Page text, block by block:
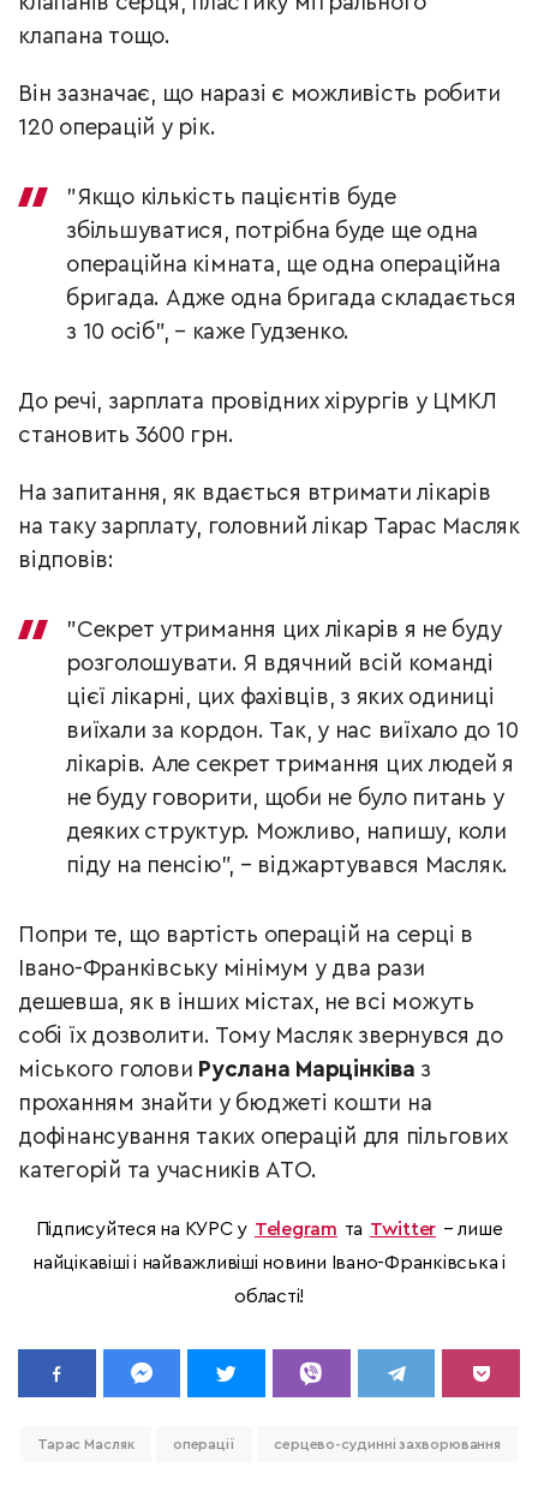
клапана тощо.
Він зазначає, що наразі є можливість робити
120 операцій у рік.
"Якщо кількість пацієнтів буде
збільшуватися, потрібна буде ще одна
операційна кімната, ще одна операційна
бригада. Адже одна бригада складається
з 10 осіб", – каже Гудзенко.
До речі, зарплата провідних хірургів у ЦМКЛ
становить 3600 грн.
На запитання, як вдається втримати лікарів
на таку зарплату, головний лікар Тарас Масляк
відповів:
"Секрет утримання цих лікарів я не буду
розголошувати. Я вдячний всій команді
цієї лікарні, цих фахівців, з яких одиниці
виїхали за кордон. Так, у нас виїхало до 10
лікарів. Але секрет тримання цих людей я
не буду говорити, щоби не було питань у
деяких структур. Можливо, напишу, коли
піду на пенсію", – віджартувався Масляк.
Попри те, що вартість операцій на серці в
Івано-Франківську мінімум у два рази
дешевша, як в інших містах, не всі можуть
собі їх дозволити. Тому Масляк звернувся до
міського голови Руслана Марцінківа з
проханням знайти у бюджеті кошти на
дофінансування таких операцій для пільгових
категорій та учасників АТО.
Підписуйтеся на КУРС у Telegram та Twitter – лише
найцікавіші і найважливіші новини Івано-Франківська і
області!
Тарас Масляк операції серцево-судинні захворювання